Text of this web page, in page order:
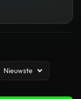
Nieuwste